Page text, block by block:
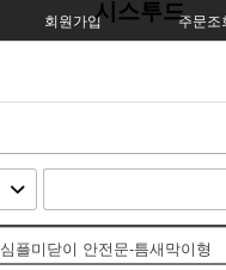
회원가입 주문조
시스투드
심플미닫이 안전문-틈새막이형